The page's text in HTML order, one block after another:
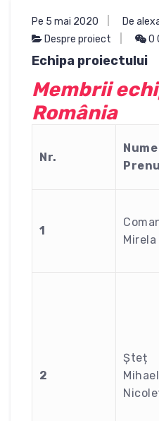
Pe 5 mai 2020
De
Despre proiect
0
Echipa proiectului
Membrii
România
Nr.
1
2
Șteț